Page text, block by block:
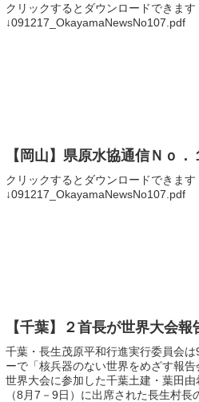
クリックするとダウンロードできます
↓091217_OkayamaNewsNo107.pdf
【岡山】県原水協通信Ｎｏ．
クリックするとダウンロードできます
↓091217_OkayamaNewsNo107.pdf
【千葉】２首長が世界大会報
千葉・長生茂原平和行進実行委員会
ーで「核兵器のない世界をめざす報
世界大会に参加した千葉土建・葉田
（8月7－9日）に出席された長生村長